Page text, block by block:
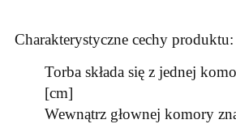
Charakterystyczne cechy produktu:
Torba składa się z jednej
[cm]
Wewnątrz głownej komory